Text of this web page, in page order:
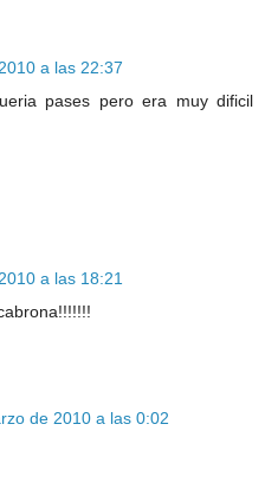
a las 22:37
pases pero era muy dificil
a las 18:21
de 2010 a las 0:02